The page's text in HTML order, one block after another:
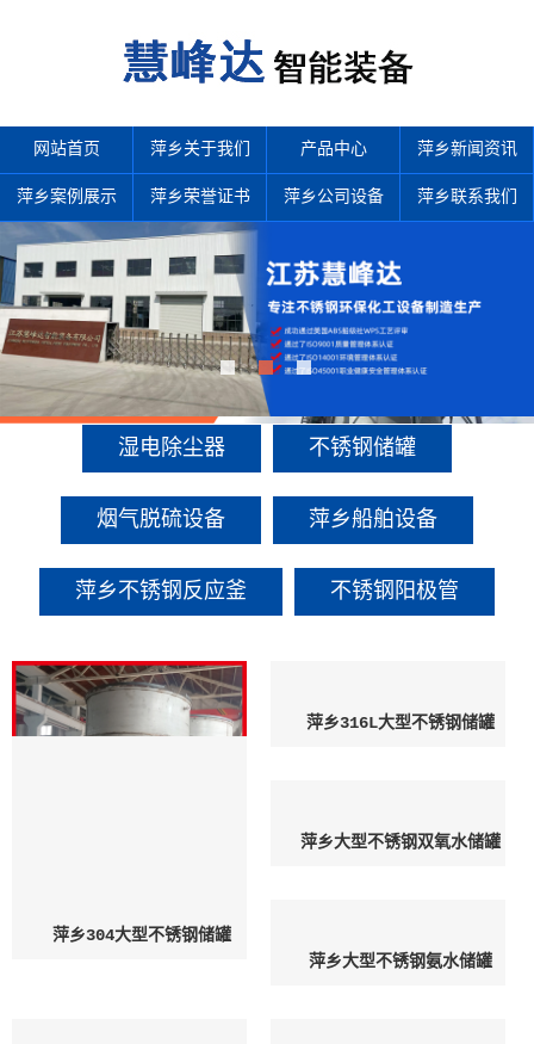
网站首页 萍乡关于我们 产品中心 萍乡新闻资讯
萍乡案例展示 萍乡荣誉证书 萍乡公司设备 萍乡联系我们
产品中心
多年来诚信服务每一位客户，以至诚用心，缔造优良品质。
湿电除尘器 不锈钢储罐
烟气脱硫设备 萍乡船舶设备
萍乡不锈钢反应釜 不锈钢阳极管
萍乡304大型不锈钢储罐
萍乡316L大型不锈钢储罐
萍乡大型不锈钢双氧水储罐
萍乡大型不锈钢氨水储罐